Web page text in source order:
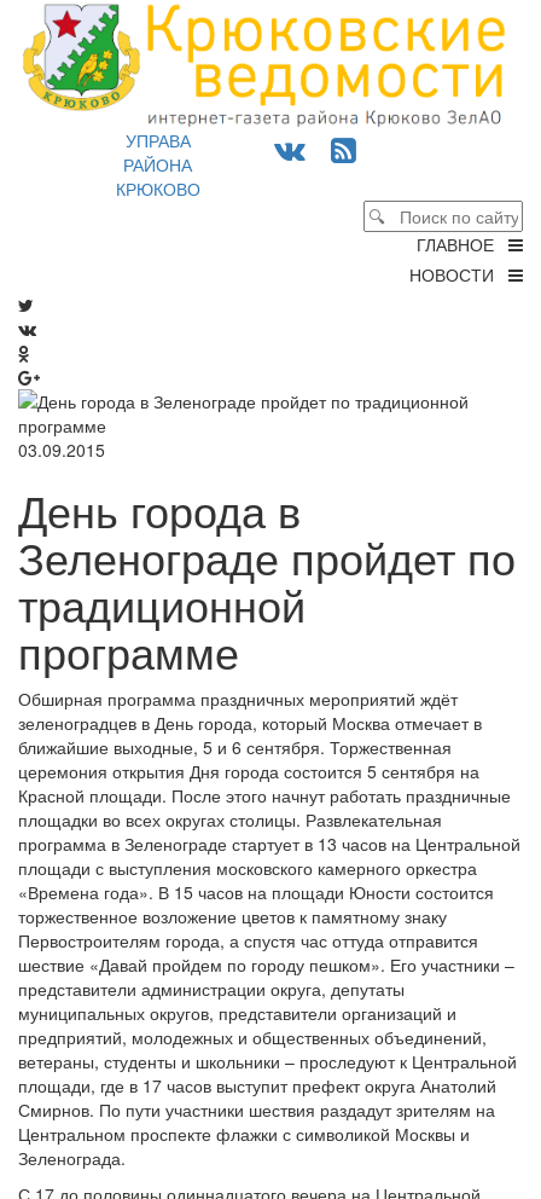
УПРАВА
РАЙОНА
КРЮКОВО
ГЛАВНОЕ
НОВОСТИ
03.09.2015
День города в
Зеленограде пройдет по
традиционной
программе
Обширная программа праздничных мероприятий ждёт
зеленоградцев в День города, который Москва отмечает в
ближайшие выходные, 5 и 6 сентября. Торжественная
церемония открытия Дня города состоится 5 сентября на
Красной площади. После этого начнут работать праздничные
площадки во всех округах столицы. Развлекательная
программа в Зеленограде стартует в 13 часов на Центральной
площади с выступления московского камерного оркестра
«Времена года». В 15 часов на площади Юности состоится
торжественное возложение цветов к памятному знаку
Первостроителям города, а спустя час оттуда отправится
шествие «Давай пройдем по городу пешком». Его участники –
представители администрации округа, депутаты
муниципальных округов, представители организаций и
предприятий, молодежных и общественных объединений,
ветераны, студенты и школьники – проследуют к Центральной
площади, где в 17 часов выступит префект округа Анатолий
Смирнов. По пути участники шествия раздадут зрителям на
Центральном проспекте флажки с символикой Москвы и
Зеленограда.